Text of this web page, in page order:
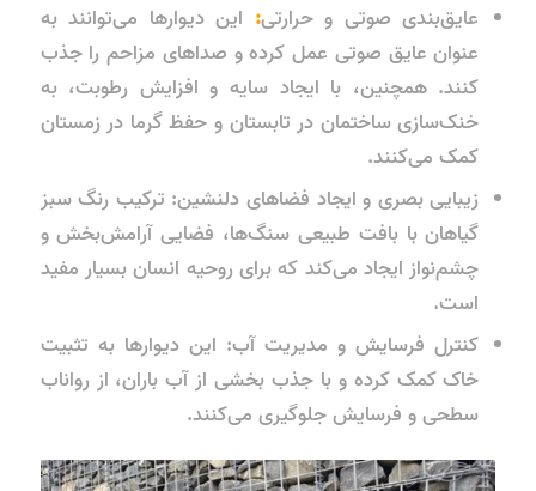
عایق‌بندی صوتی و حرارتی: این دیوارها می‌توانند به
عنوان عایق صوتی عمل کرده و صداهای مزاحم را جذب
کنند. همچنین، با ایجاد سایه و افزایش رطوبت، به
خنک‌سازی ساختمان در تابستان و حفظ گرما در زمستان
کمک می‌کنند.
زیبایی بصری و ایجاد فضاهای دلنشین: ترکیب رنگ سبز
گیاهان با بافت طبیعی سنگ‌ها، فضایی آرامش‌بخش و
چشم‌نواز ایجاد می‌کند که برای روحیه انسان بسیار مفید
است.
کنترل فرسایش و مدیریت آب: این دیوارها به تثبیت
خاک کمک کرده و با جذب بخشی از آب باران، از رواناب
سطحی و فرسایش جلوگیری می‌کنند.